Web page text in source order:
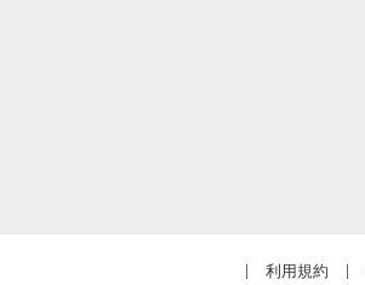
利用規約